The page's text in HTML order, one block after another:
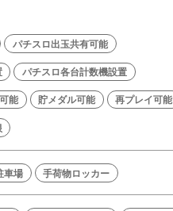
パチスロ出玉共有可能
パチスロ各台計数機設置
能 貯メダル可能 再プレイ可能
車場 手荷物ロッカー